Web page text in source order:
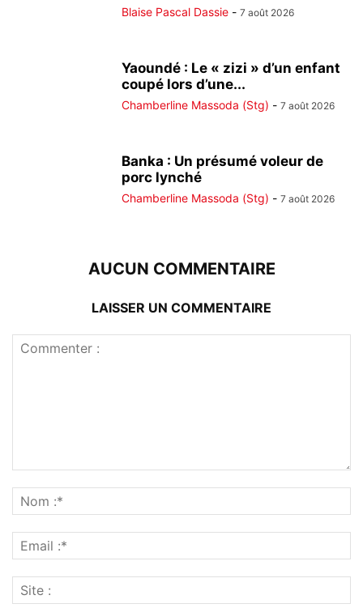
Blaise Pascal Dassie - 7 août 2026
Yaoundé : Le « zizi » d’un enfant
coupé lors d’une...
Chamberline Massoda (Stg) - 7 août 2026
Banka : Un présumé voleur de
porc lynché
Chamberline Massoda (Stg) - 7 août 2026
AUCUN COMMENTAIRE
LAISSER UN COMMENTAIRE